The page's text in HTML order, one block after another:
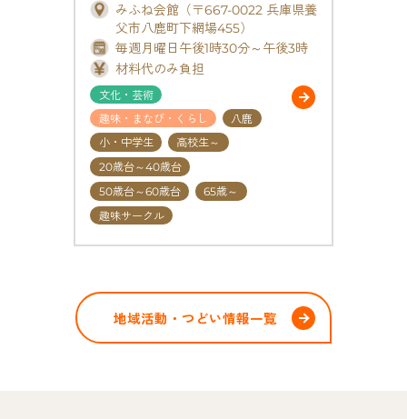
みふね会館（〒667-0022 兵庫県養
父市八鹿町下網場455）
毎週月曜日午後1時30分～午後3時
材料代のみ負担
文化・芸術
趣味・まなび・くらし
八鹿
小・中学生
高校生～
20歳台～40歳台
50歳台～60歳台
65歳～
趣味サークル
地域活動・つどい情報一覧